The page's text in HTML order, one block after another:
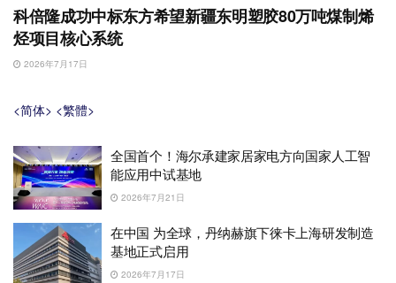
科倍隆成功中标东方希望新疆东明塑胶80万吨煤制烯
烃项目核心系统
2026年7月17日
<简体> <繁體>
全国首个！海尔承建家居家电方向国家人工智
能应用中试基地
2026年7月21日
在中国 为全球，丹纳赫旗下徕卡上海研发制造
基地正式启用
2026年7月17日